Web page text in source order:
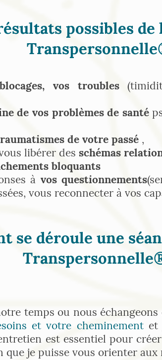
vos troubles
de vos problèmes de santé
de votre passé ,
libérer des schémas
bloquants
à vos questionnements
vous reconnecter à vos
possibles de
se déroule une
temps ou nous
et votre cheminementet
est essentiel pour
que je puisse vous orienter